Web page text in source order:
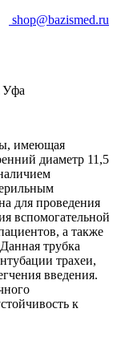
shop@bazismed.ru
Уфа
имеющая
диаметр 11,5
для проведения
вспомогательной
а также
трубка
трахеи,
введения.
к